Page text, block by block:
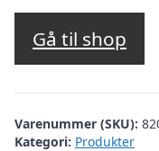
var:
Gå til shop
Varenummer (SKU):
Kategori: Produkter